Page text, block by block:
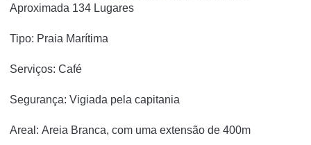
Aproximada 134 Lugares
Tipo: Praia Marítima
Serviços: Café
Segurança: Vigiada pela capitania
Areal: Areia Branca, com uma extensão de 400m